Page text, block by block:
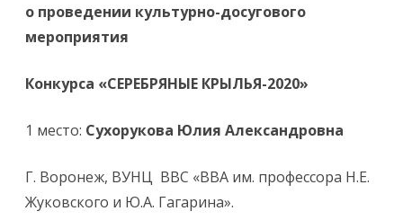
о проведении культурно-досугового
мероприятия
Конкурса «СЕРЕБРЯНЫЕ КРЫЛЬЯ-2020»
1 место: Сухорукова Юлия Александровна
Г. Воронеж, ВУНЦ ВВС «ВВА им. профессора Н.Е.
Жуковского и Ю.А. Гагарина».